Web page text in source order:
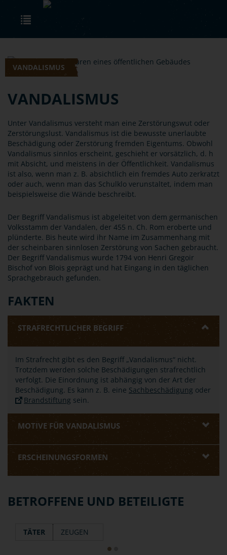
Skip to main content
VANDALISMUS
VANDALISMUS
Unter Vandalismus versteht man eine Zerstörungswut oder
Zerstörungslust. Vandalismus ist die bewusste unerlaubte
Beschädigung oder Zerstörung fremden Eigentums. Obwohl
Vandalismus sinnlos erscheint, geschieht er vorsätzlich, d. h
mit Absicht, und meistens in der Öffentlichkeit. Vandalismus
ist also, wenn man z. B. absichtlich ein fremdes Auto zerkratzt
oder auch, wenn man das Schulklo verunstaltet, indem man
beispielsweise die Wände beschreibt.
Der Begriff Vandalismus ist abgeleitet von dem germanischen
Volksstamm der Vandalen, der 455 n. Ch. Rom eroberte und
plünderte. Bis heute wird ihr Name im Zusammenhang mit
der scheinbaren sinnlosen Zerstörung von Sachen gebraucht.
Der Begriff Vandalismus wurde 1794 von Henri Gregoir
Bischof von Blois geprägt und hat Eingang in den täglichen
Sprachgebrauch gefunden.
FAKTEN
STRAFRECHTLICHER BEGRIFF
Im Strafrecht gibt es den Begriff „Vandalismus“ nicht.
Trotzdem werden solche Beschädigungen strafrechtlich
verfolgt. Die Einordnung ist abhängig von der Art der
Beschädigung. Es kann z. B. eine Sachbeschädigung oder
Brandstiftung sein.
MOTIVE FÜR VANDALISMUS
ERSCHEINUNGSFORMEN
BETROFFENE UND BETEILIGTE
TÄTER ZEUGEN